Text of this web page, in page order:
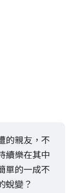
的親友，不
續樂在其中
單的一成不
蛻變？